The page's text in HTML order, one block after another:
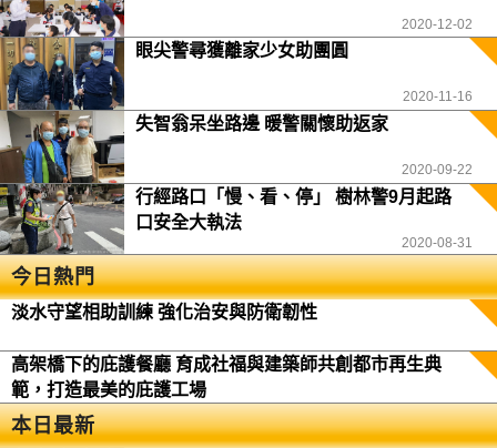
2020-12-02
眼尖警尋獲離家少女助團圓
2020-11-16
失智翁呆坐路邊 暖警關懷助返家
2020-09-22
行經路口「慢、看、停」 樹林警9月起路
口安全大執法
2020-08-31
今日熱門
淡水守望相助訓練 強化治安與防衛韌性
高架橋下的庇護餐廳 育成社福與建築師共創都市再生典
範，打造最美的庇護工場
本日最新